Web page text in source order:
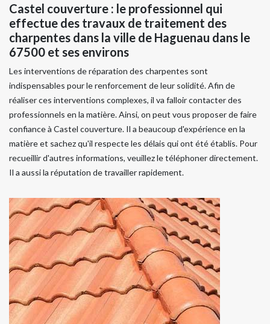
Castel couverture : le professionnel qui
effectue des travaux de traitement des
charpentes dans la ville de Haguenau dans le
67500 et ses environs
Les interventions de réparation des charpentes sont
indispensables pour le renforcement de leur solidité. Afin de
réaliser ces interventions complexes, il va falloir contacter des
professionnels en la matière. Ainsi, on peut vous proposer de faire
confiance à Castel couverture. Il a beaucoup d'expérience en la
matière et sachez qu'il respecte les délais qui ont été établis. Pour
recueillir d'autres informations, veuillez le téléphoner directement.
Il a aussi la réputation de travailler rapidement.